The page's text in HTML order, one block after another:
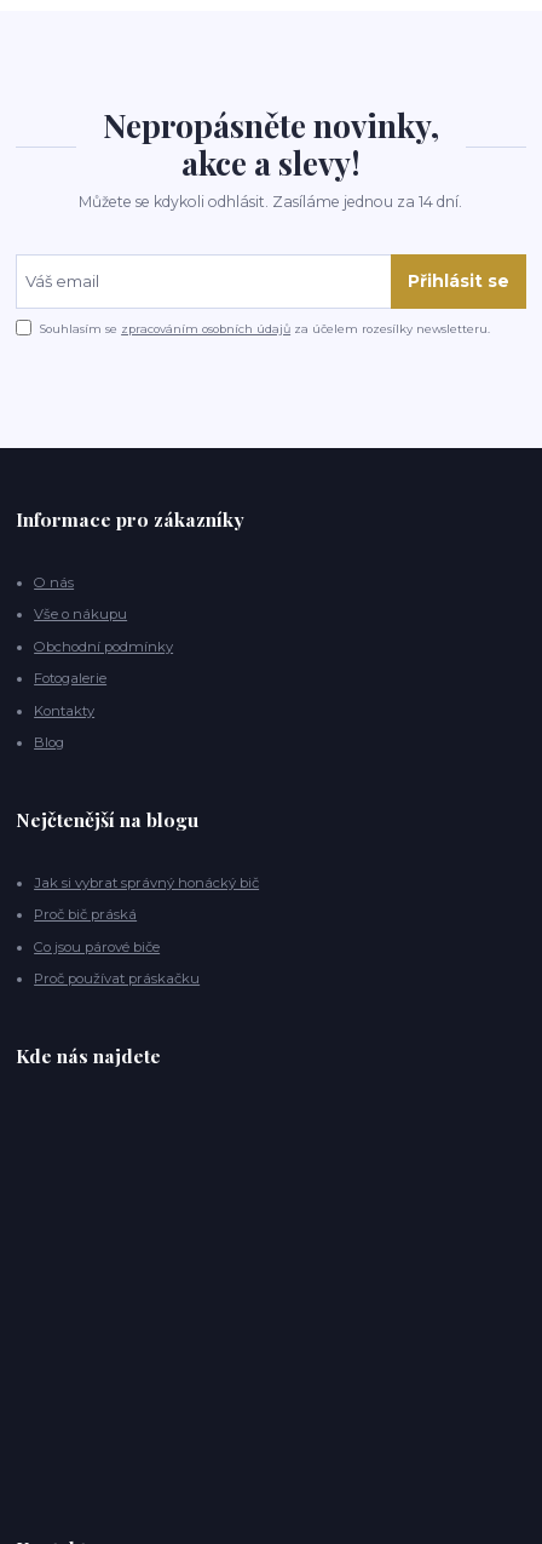
Nepropásněte novinky,
akce a slevy!
Můžete se kdykoli odhlásit. Zasíláme jednou za 14 dní.
Přihlásit se
Souhlasím se zpracováním osobních údajů za účelem rozesílky newsletteru.
Informace pro zákazníky
O nás
Vše o nákupu
Obchodní podmínky
Fotogalerie
Kontakty
Blog
Nejčtenější na blogu
Jak si vybrat správný honácký bič
Proč bič práská
Co jsou párové biče
Proč používat práskačku
Kde nás najdete